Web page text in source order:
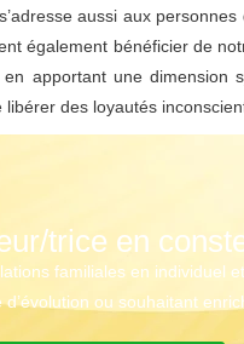
aussi aux
également bénéficier de
apportant une dimension
des loyautés
trice en
familiales en individuel
ou souhaitant